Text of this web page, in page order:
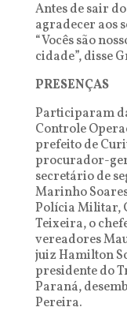
Antes de sair
agradecer aos
“Vocês são
cidade”, disse
PRESENÇAS
Participaram
Controle
prefeito de
procurador-
secretário de
Marinho
Polícia Militar,
Teixeira, o
vereadores
juiz Hamilton
presidente do
Paraná,
Pereira.